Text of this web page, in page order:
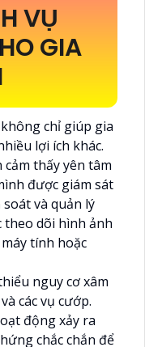
VỤ
GIA
không chỉ giúp gia
lợi ích khác.
thấy yên tâm
được giám sát
và quản lý
theo dõi hình ảnh
tính hoặc
nguy cơ xâm
các vụ cướp.
động xảy ra
chắc chắn để